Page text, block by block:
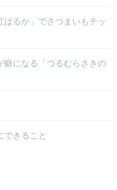
るか」でさつまいもチッ
癖になる「つるむらさきの
できること